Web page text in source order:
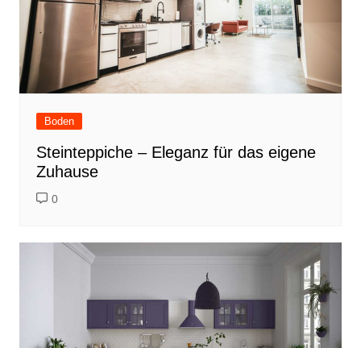
Boden
Steinteppiche – Eleganz für das eigene
Zuhause
0